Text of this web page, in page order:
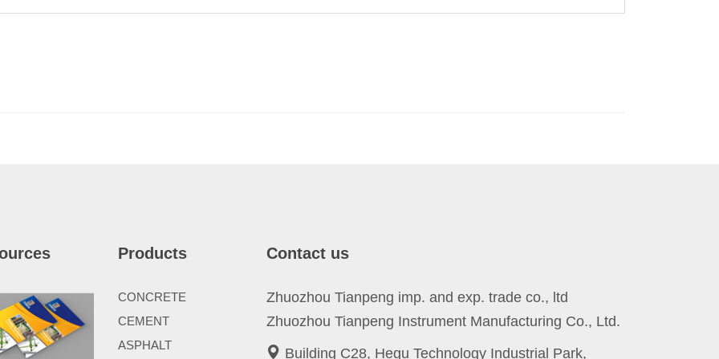
Products
CONCRETE
CEMENT
ASPHALT
Contact us
Zhuozhou Tianpeng imp. and exp. trade co., ltd
Zhuozhou Tianpeng Instrument Manufacturing Co., Ltd.
Building C28, Hegu Technology Industrial Park,